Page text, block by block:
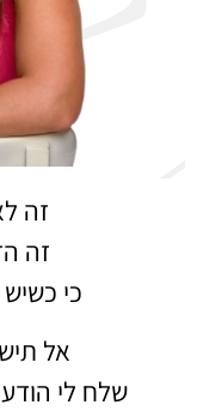
זה
זה
כי
אל
שלח לי